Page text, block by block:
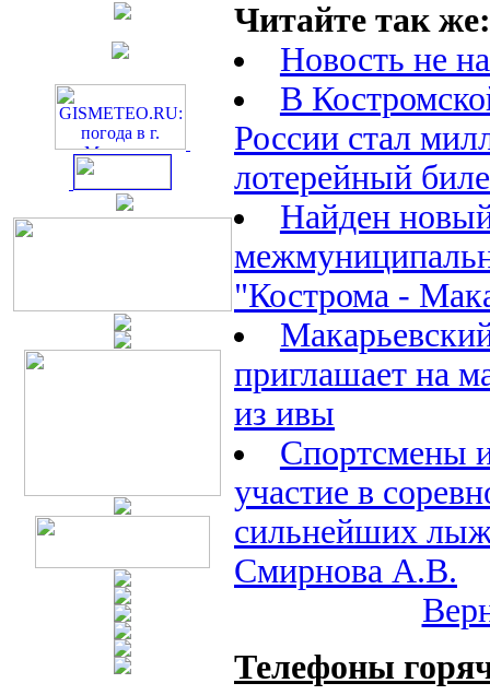
Читайте так же:
Новость не
В
России стал
лотерейный
Найден
"Кострома -
приглашает на
из ивы
участие в
сильнейших
Смирнова А.В.
Телефоны